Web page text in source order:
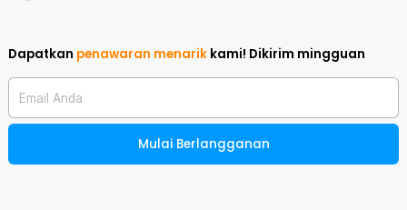
Dapatkan penawaran menarik kami! Dikirim mingguan
Email Anda
Mulai Berlangganan